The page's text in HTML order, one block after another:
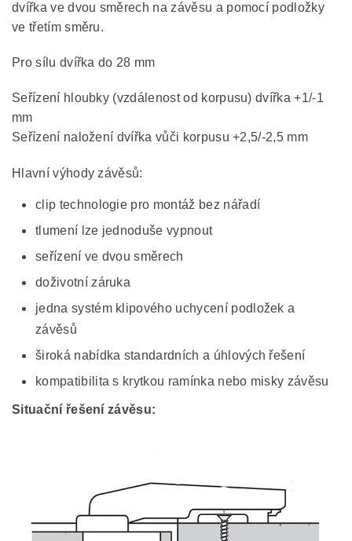
dvířka ve dvou směrech na závěsu a pomocí podložky
ve třetím směru.
Pro sílu dvířka do 28 mm
Seřízení hloubky (vzdálenost od korpusu) dvířka +1/-1
mm
Seřízení naložení dvířka vůči korpusu +2,5/-2,5 mm
Hlavní výhody závěsů:
clip technologie pro montáž bez nářadí
tlumení lze jednoduše vypnout
seřízení ve dvou směrech
doživotní záruka
jedna systém klipového uchycení podložek a
závěsů
široká nabídka standardních a úhlových řešení
kompatibilita s krytkou ramínka nebo misky závěsu
Situační řešení závěsu: